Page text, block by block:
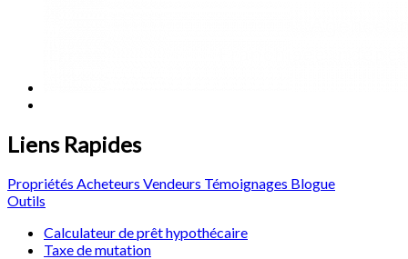
Liens Rapides
Propriétés Acheteurs Vendeurs Témoignages Blogue
Outils
Calculateur de prêt hypothécaire
Taxe de mutation